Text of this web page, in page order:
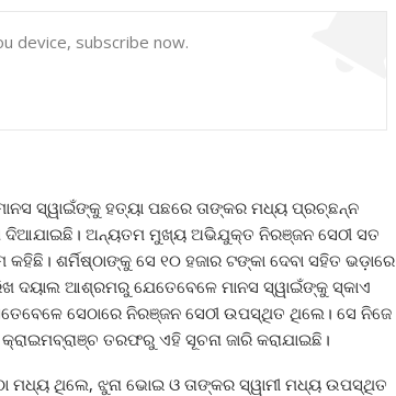
device, subscribe now.
ସ୍ୱାଇଁଙ୍କୁ ହତ୍ୟା ପଛରେ ତାଙ୍କର ମଧ୍ୟ ପ୍ରଚ୍ଛନ୍ନ
ଦିଆଯାଇଛି। ଅନ୍ୟତମ ମୁଖ୍ୟ ଅଭିଯୁକ୍ତ ନିରଞ୍ଜନ ସେଠୀ ସତ
କହିଛି। ଶର୍ମିଷ୍ଠାଙ୍କୁ ସେ ୧୦ ହଜାର ଟଙ୍କା ଦେବା ସହିତ ଭଡ଼ାରେ
ଦୟାଲ ଆଶ୍ରମରୁ ଯେତେବେଳେ ମାନସ ସ୍ୱାଇଁଙ୍କୁ ସ୍କାଏ
ସେଠାରେ ନିରଞ୍ଜନ ସେଠୀ ଉପସ୍ଥିତ ଥିଲେ। ସେ ନିଜେ
ତରଫରୁ ଏହି ସୂଚନା ଜାରି କରାଯାଇଛି।
ମଧ୍ୟ ଥିଲେ, ଝୁନା ଭୋଇ ଓ ତାଙ୍କର ସ୍ୱାମୀ ମଧ୍ୟ ଉପସ୍ଥିତ